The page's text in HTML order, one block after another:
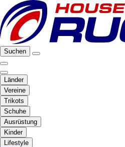
Suchen
Länder
Vereine
Trikots
Schuhe
Ausrüstung
Kinder
Lifestyle